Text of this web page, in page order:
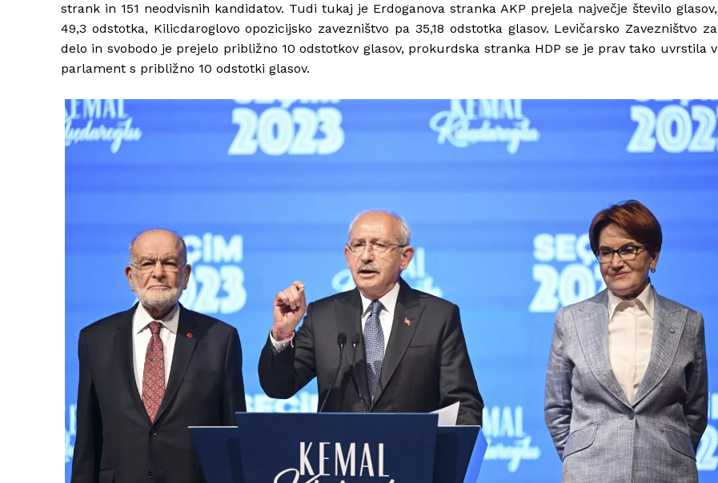
strank in 151 neodvisnih kandidatov. Tudi tukaj je Erdoganova stranka AKP prejela največje število glasov,
49,3 odstotka, Kilicdaroglovo opozicijsko zavezništvo pa 35,18 odstotka glasov. Levičarsko Zavezništvo za
delo in svobodo je prejelo približno 10 odstotkov glasov, prokurdska stranka HDP se je prav tako uvrstila v
parlament s približno 10 odstotki glasov.